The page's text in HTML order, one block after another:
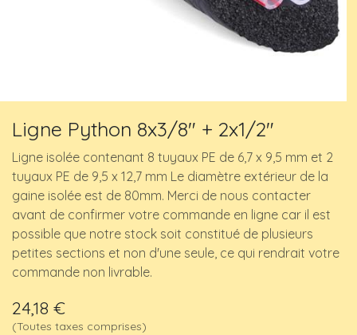
Ligne Python 8x3/8" + 2x1/2"
Ligne isolée contenant 8 tuyaux PE de 6,7 x 9,5 mm et 2
tuyaux PE de 9,5 x 12,7 mm Le diamètre extérieur de la
gaine isolée est de 80mm. Merci de nous contacter
avant de confirmer votre commande en ligne car il est
possible que notre stock soit constitué de plusieurs
petites sections et non d'une seule, ce qui rendrait votre
commande non livrable.
24,18 €
(Toutes taxes comprises)